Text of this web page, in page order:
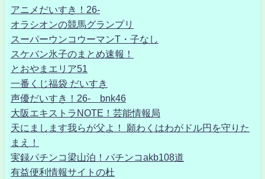
アニメだいすき！26-
オラシオンの競馬グランプリ
スーパーウンコウーマンT・子なし
スケバン氷子のまとめ速報！
とおやまエリア51
一番くじ福袋 だいすき
声優だいすき！26- bnk46
大阪エキストラNOTE！芸能情報局
天にまします我らが父よ！ 願わくはわがドル円を守りた
まえ！
実録パチンコ梁山泊！パチンコakb108道
有益便利情報サイトの杜